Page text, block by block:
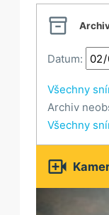

Datum:
Všechny
Archiv
Všechny
